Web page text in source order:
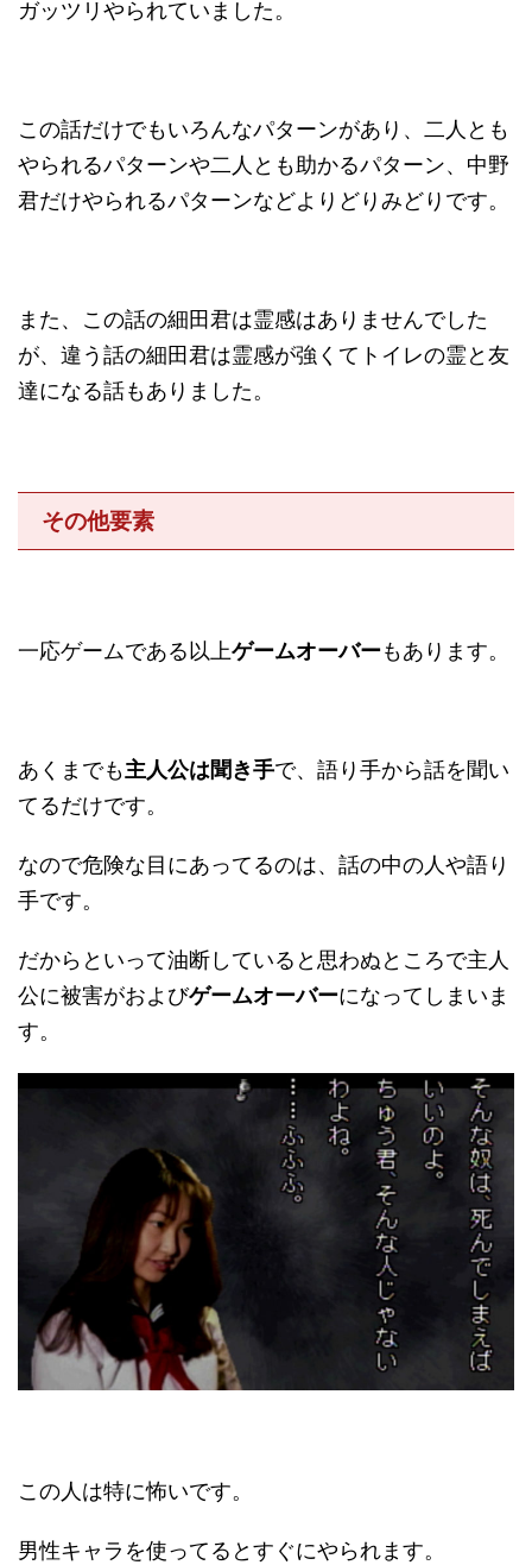
ガッツリやられていました。
この話だけでもいろんなパターンがあり、二人とも
やられるパターンや二人とも助かるパターン、中野
君だけやられるパターンなどよりどりみどりです。
また、この話の細田君は霊感はありませんでした
が、違う話の細田君は霊感が強くてトイレの霊と友
達になる話もありました。
その他要素
一応ゲームである以上ゲームオーバーもあります。
あくまでも主人公は聞き手で、語り手から話を聞い
てるだけです。
なので危険な目にあってるのは、話の中の人や語り
手です。
だからといって油断していると思わぬところで主人
公に被害がおよびゲームオーバーになってしまいま
す。
この人は特に怖いです。
男性キャラを使ってるとすぐにやられます。